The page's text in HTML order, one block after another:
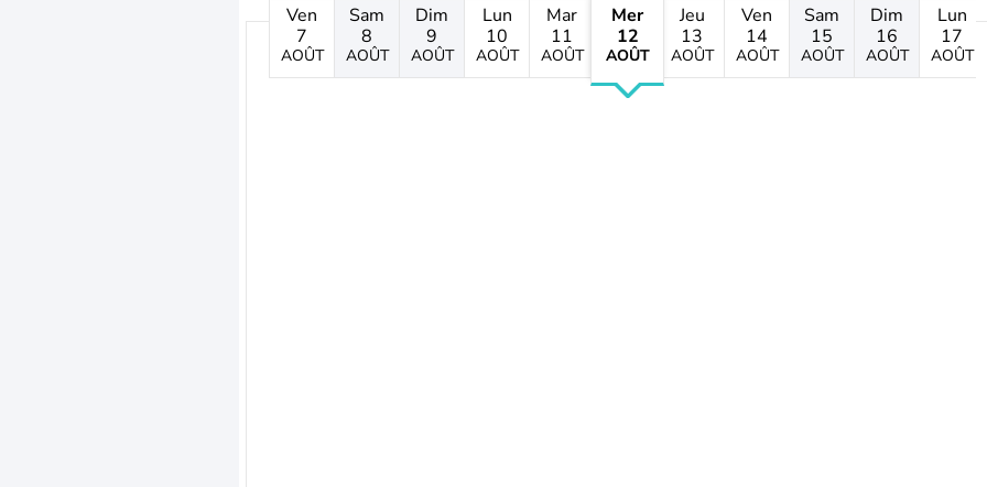
Ven
7
AOÛT
Sam
8
AOÛT
Dim
9
AOÛT
Lun
10
AOÛT
Mar
11
AOÛT
Mer
12
AOÛT
Jeu
13
AOÛT
Ven
14
AOÛT
Sam
15
AOÛT
Dim
16
AOÛT
Lun
17
AOÛT